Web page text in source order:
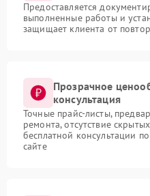
Предоставляется
выполненные работы и
защищает клиента от
Прозрачное
консультация
Точные прайс-листы,
ремонта, отсутствие
бесплатной консультации
сайте